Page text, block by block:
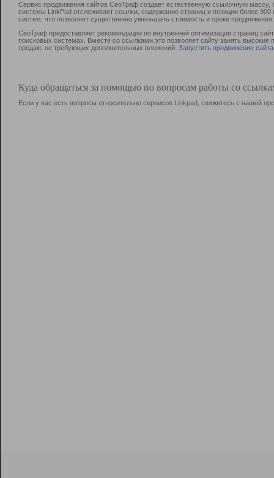
Сервис продвижения сайтов СеоТраф создает естественную ссылочную
системы LinkPad отслеживает ссылки, содержание страниц и позиции более
систем, что позволяет существенно уменьшить стоимость и сроки продвижения.
СеоТраф предоставляет рекомендации по внутренней оптимизации страниц
поисковых системах. Вместе со ссылками это позволяет сайту занять
продаж, не требующих дополнительных вложений. Запустить продвижение сайта
Куда обращаться за помощью по вопросам работы со
Если у вас есть вопросы относительно сервисов Linkpad, свяжитесь с нашей